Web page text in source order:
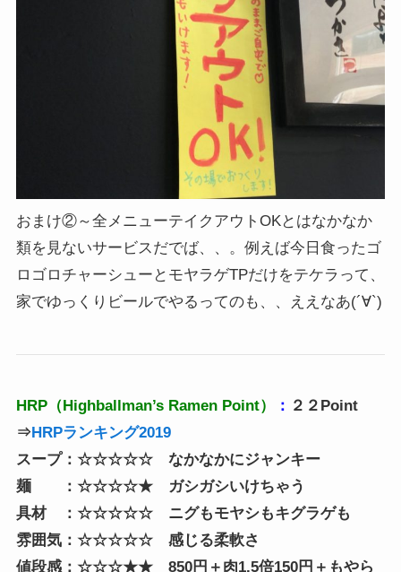
おまけ②～全メニューテイクアウトOKとはなかなか
類を見ないサービスだでば、、。例えば今日食ったゴ
ロゴロチャーシューとモヤラゲTPだけをテケラって、
家でゆっくりビールでやるってのも、、ええなあ(´∀`)
HRP（Highballman’s Ramen Point） ： ２２Point
⇒HRPランキング2019
スープ：☆☆☆☆☆ なかなかにジャンキー
麺 ：☆☆☆☆★ ガシガシいけちゃう
具材 ：☆☆☆☆☆ ニグもモヤシもキグラゲも
雰囲気：☆☆☆☆☆ 感じる柔軟さ
値段感：☆☆☆★★ 850円＋肉1.5倍150円＋もやら